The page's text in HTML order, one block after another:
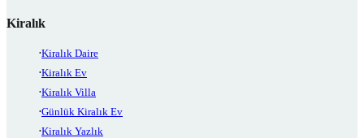
Kiralık
Kiralık Daire
Kiralık Ev
Kiralık Villa
Günlük Kiralık Ev
Kiralık Yazlık